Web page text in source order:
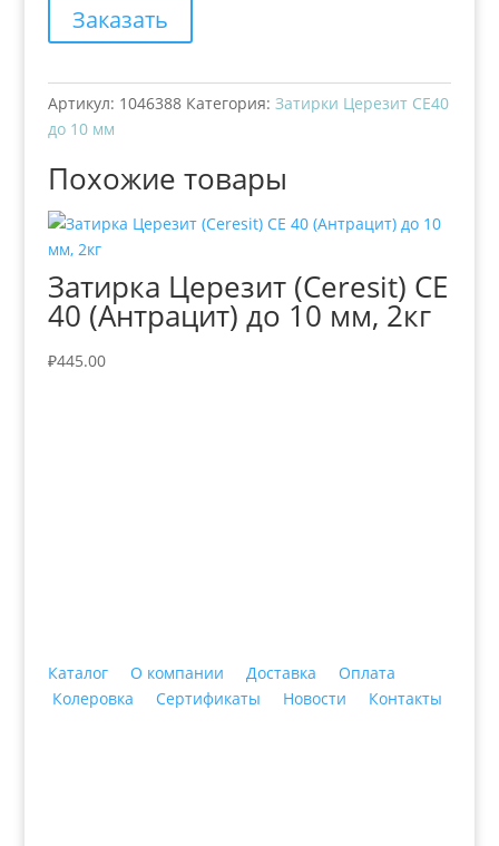
Заказать
Артикул: 1046388 Категория: Затирки Церезит СЕ40
до 10 мм
Похожие товары
Затирка Церезит (Ceresit) CE
40 (Антрацит) до 10 мм, 2кг
₽445.00
Каталог О компании Доставка
Оплата
Колеровка
Сертификаты Новости Контакты